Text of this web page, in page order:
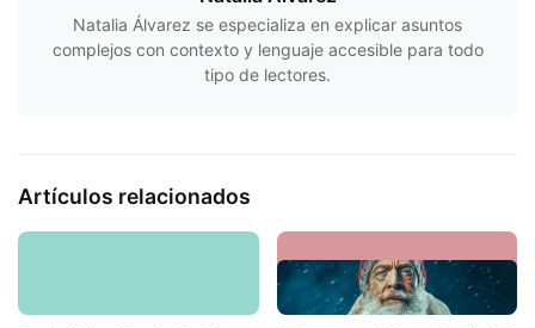
Natalia Álvarez se especializa en explicar asuntos
complejos con contexto y lenguaje accesible para todo
tipo de lectores.
Artículos relacionados